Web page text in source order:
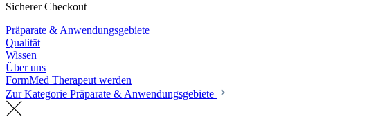
Sicherer Checkout
Präparate & Anwendungsgebiete
Qualität
Wissen
Über uns
FormMed Therapeut werden
Zur Kategorie Präparate & Anwendungsgebiete